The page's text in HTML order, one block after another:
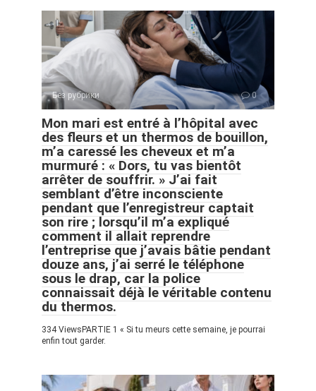
Без рубрики 0
Mon mari est entré à l’hôpital avec
des fleurs et un thermos de bouillon,
m’a caressé les cheveux et m’a
murmuré : « Dors, tu vas bientôt
arrêter de souffrir. » J’ai fait
semblant d’être inconsciente
pendant que l’enregistreur captait
son rire ; lorsqu’il m’a expliqué
comment il allait reprendre
l’entreprise que j’avais bâtie pendant
douze ans, j’ai serré le téléphone
sous le drap, car la police
connaissait déjà le véritable contenu
du thermos.
334 ViewsPARTIE 1 « Si tu meurs cette semaine, je pourrai
enfin tout garder.